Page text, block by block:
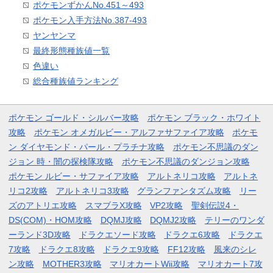
ポケモンずかんNo.451～493
ポケモン入手方法No.387-493
ヤンヤンマ
最終形態種族値一覧
色違い
総合種族値ランキング
ポケモン ゴールド・シルバー攻略
ポケモン ブラック・ホワイト
攻略
ポケモン オメガルビー・アルファサファイア攻略
ポケモ
ン ダイヤモンド・パール・プラチナ攻略
ポケモン不思議のダン
ジョン 時・闇の探検隊攻略
ポケモン不思議のダンジョン攻略
ポケモン ルビー・サファイア攻略
アルトネリコ攻略
アルトネ
リコ2攻略
アルトネリコ3攻略 グランファンタズム攻略
リー
ズのアトリエ攻略
スマブラX攻略 VP2攻略
聖剣伝説4・
DS(COM)・HOM攻略
DQMJ攻略 DQMJ2攻略
テリーのワンダ
ーランド3D攻略
ドラクエソード攻略 ドラクエ6攻略
ドラクエ
7攻略
ドラクエ8攻略 ドラクエ9攻略 FF12攻略
風来のシレ
ン攻略
MOTHER3攻略 マリオカートWii攻略 マリオカート7攻